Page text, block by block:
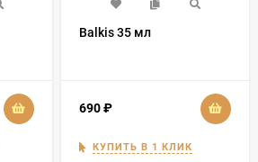
Balkis 35 мл
690₽
КУПИТЬ В 1 КЛИК